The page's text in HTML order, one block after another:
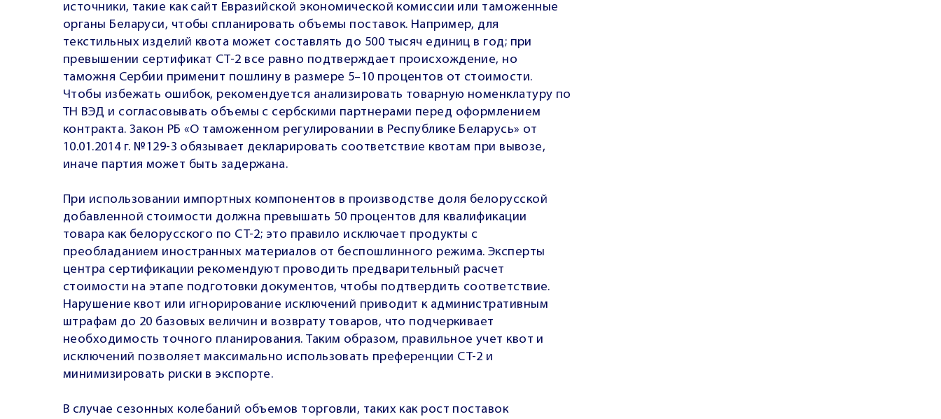
источники, такие как сайт Евразийской экономической комиссии или таможенные
органы Беларуси, чтобы спланировать объемы поставок. Например, для
текстильных изделий квота может составлять до 500 тысяч единиц в год; при
превышении сертификат СТ-2 все равно подтверждает происхождение, но
таможня Сербии применит пошлину в размере 5–10 процентов от стоимости.
Чтобы избежать ошибок, рекомендуется анализировать товарную номенклатуру по
ТН ВЭД и согласовывать объемы с сербскими партнерами перед оформлением
контракта. Закон РБ «О таможенном регулировании в Республике Беларусь» от
10.01.2014 г. №129-3 обязывает декларировать соответствие квотам при вывозе,
иначе партия может быть задержана.
При использовании импортных компонентов в производстве доля белорусской
добавленной стоимости должна превышать 50 процентов для квалификации
товара как белорусского по СТ-2; это правило исключает продукты с
преобладанием иностранных материалов от беспошлинного режима. Эксперты
центра сертификации рекомендуют проводить предварительный расчет
стоимости на этапе подготовки документов, чтобы подтвердить соответствие.
Нарушение квот или игнорирование исключений приводит к административным
штрафам до 20 базовых величин и возврату товаров, что подчеркивает
необходимость точного планирования. Таким образом, правильное учет квот и
исключений позволяет максимально использовать преференции СТ-2 и
минимизировать риски в экспорте.
В случае сезонных колебаний объемов торговли, таких как рост поставок